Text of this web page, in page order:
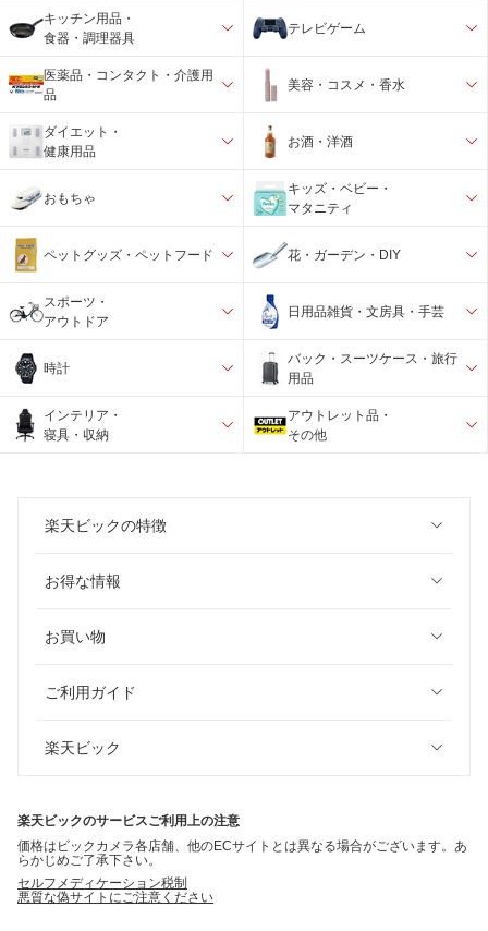
キッチン用品・
食器・調理器具
テレビゲーム
医薬品・コンタクト・介護用
品
美容・コスメ・香水
ダイエット・
健康用品
お酒・洋酒
おもちゃ
キッズ・ベビー・
マタニティ
ペットグッズ・ペットフード 花・ガーデン・DIY
スポーツ・
アウトドア
日用品雑貨・文房具・手芸
時計
バック・スーツケース・旅行
用品
インテリア・
寝具・収納
アウトレット品・
その他
楽天ビックの特徴
お得な情報
お買い物
ご利用ガイド
楽天ビック
楽天ビックのサービスご利用上の注意
価格はビックカメラ各店舗、他のECサイトとは異なる場合がございます。あ
らかじめご了承下さい。
セルフメディケーション税制
悪質な偽サイトにご注意ください